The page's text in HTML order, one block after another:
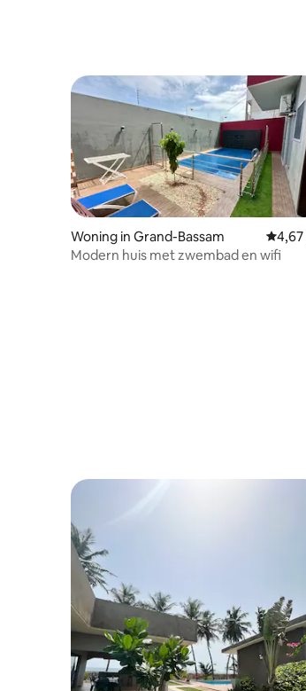
Woning in Grand-Bassam
4,67
Modern huis met zwembad en wifi